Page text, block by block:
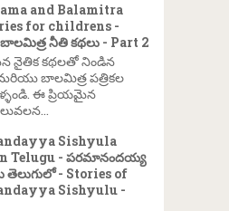
and Balamitra
for childrens -
నీతి కథలు - Part 2
నైతిక కథలతో నిండిన
బాలమిత్ర పత్రికల
ఈ ప్రియమైన
Sishyula
Telugu - పరమానందయ్య
తెలుగులో - Stories of
Sishyulu -